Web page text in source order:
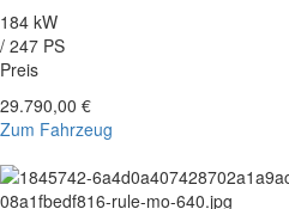
184 kW
/ 247 PS
Preis
29.790,00 €
Zum Fahrzeug